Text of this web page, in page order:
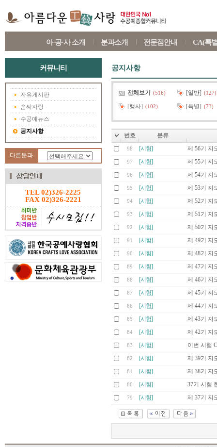
아·공·사 소개 분과소개 전문점안내 CA(특
커뮤니티
자유게시판
솜씨자랑
수공예뉴스
공지사항
다른분과
TEL 02)326-2225
FAX 02)326-2221
공지사항
전체보기 (516) [일반] (127)
[행사] (102) [특별] (73)
번호 분류
98 [시험] 제 56기 지
97 [시험] 제 55기 지
96 [시험] 제 54기 지
95 [시험] 제 53기 지
94 [시험] 제 52기 지
93 [시험] 제 51기 지
92 [시험] 제 50기 지
91 [시험] 제 49기 지
90 [시험] 제 48기 지
89 [시험] 제 47기 지
88 [시험] 제 46기 지
87 [시험] 제 45기 지
86 [시험] 제 44기 지
85 [시험] 제 43기 지
84 [시험] 제 42기 지
83 [시험] 이번 시험
82 [시험] 제 39기 지
81 [시험] 제 38기 지
80 [시험] 37기 시험
79 [시험] 제 37기 지